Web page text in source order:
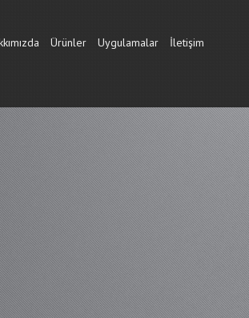
Ürünler Uygulamalar İletişim